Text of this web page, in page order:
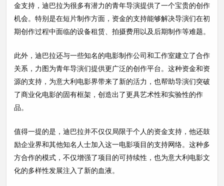
金支持，迪巴拉为很多有潜力的青年导演提供了一个宝贵的创作
机会。特别是在短片制作方面，资金的支持能够解决导演们在初
期创作过程中面临的设备租赁、拍摄费用以及后期制作等难题。
此外，迪巴拉还与一些知名的电影制作公司和工作室建立了合作
关系，力图为青年导演们提供更广泛的创作平台。这种资金和资
源的支持，为意大利电影界带来了新的活力，也帮助导演们突破
了商业化电影的固有框架，创造出了更具艺术性和实验性的作
品。
值得一提的是，迪巴拉并不仅仅局限于个人的资金支持，他还鼓
励企业界和其他知名人士加入这一电影项目的支持网络。这种多
方合作的模式，不仅增强了项目的可持续性，也为意大利电影文
化的多样性发展注入了新的血液。